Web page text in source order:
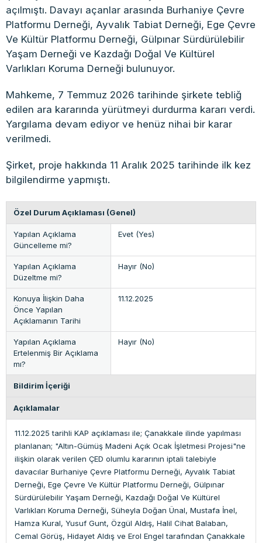
açılmıştı. Davayı açanlar arasında Burhaniye Çevre
Platformu Derneği, Ayvalık Tabiat Derneği, Ege Çevre
Ve Kültür Platformu Derneği, Gülpınar Sürdürülebilir
Yaşam Derneği ve Kazdağı Doğal Ve Kültürel
Varlıkları Koruma Derneği bulunuyor.
Mahkeme, 7 Temmuz 2026 tarihinde şirkete tebliğ
edilen ara kararında yürütmeyi durdurma kararı verdi.
Yargılama devam ediyor ve henüz nihai bir karar
verilmedi.
Şirket, proje hakkında 11 Aralık 2025 tarihinde ilk kez
bilgilendirme yapmıştı.
Özel Durum Açıklaması (Genel)
Yapılan Açıklama
Güncelleme mi?
Evet (Yes)
Yapılan Açıklama
Düzeltme mi?
Hayır (No)
Konuya İlişkin Daha
Önce Yapılan
Açıklamanın Tarihi
11.12.2025
Yapılan Açıklama
Ertelenmiş Bir Açıklama
mı?
Hayır (No)
Bildirim İçeriği
Açıklamalar
11.12.2025 tarihli KAP açıklaması ile; Çanakkale ilinde yapılması
planlanan; "Altın-Gümüş Madeni Açık Ocak İşletmesi Projesi"ne
ilişkin olarak verilen ÇED olumlu kararının iptali talebiyle
davacılar Burhaniye Çevre Platformu Derneği, Ayvalık Tabiat
Derneği, Ege Çevre Ve Kültür Platformu Derneği, Gülpınar
Sürdürülebilir Yaşam Derneği, Kazdağı Doğal Ve Kültürel
Varlıkları Koruma Derneği, Süheyla Doğan Ünal, Mustafa İnel,
Hamza Kural, Yusuf Gunt, Özgül Aldış, Halil Cihat Balaban,
Cemal Görüş, Hidayet Aldış ve Erol Engel tarafından Çanakkale